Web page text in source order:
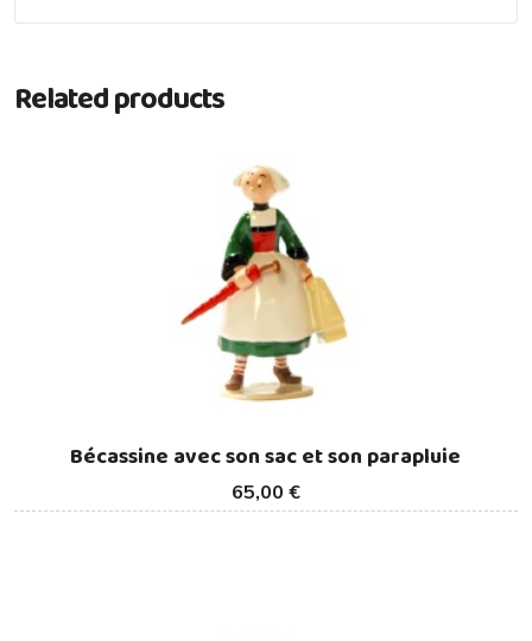
Related products
65,00 €
Bécassine avec son sac et son parapluie